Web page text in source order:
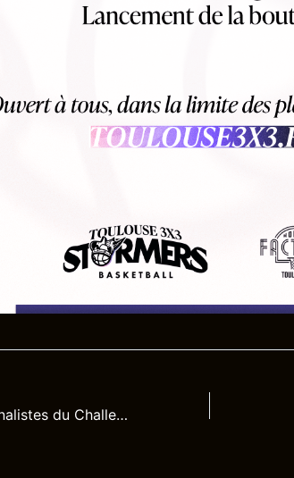
Les Stormers finalistes du Challenger de Tianjin !